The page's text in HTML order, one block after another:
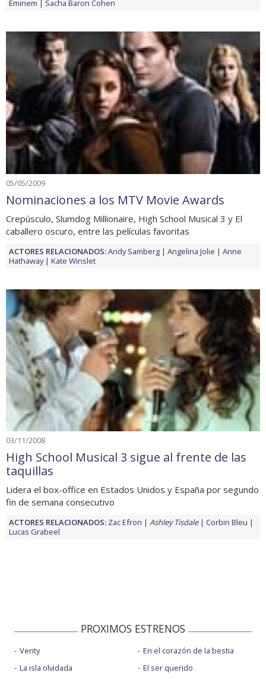
Eminem Sacha Baron Cohen
05/05/2009
Nominaciones a los MTV Movie Awards
Crepúsculo, Slumdog Millionaire, High School Musical 3 y El
caballero oscuro, entre las películas favoritas
ACTORES RELACIONADOS:Andy Samberg Angelina Jolie
Anne
Hathaway
Kate Winslet
03/11/2008
High School Musical 3 sigue al frente de las
taquillas
Lidera el box-office en Estados Unidos y España por segundo
fin de semana consecutivo
ACTORES RELACIONADOS: Zac Efron Ashley Tisdale
Corbin Bleu
Lucas Grabeel
PROXIMOS ESTRENOS
Verity
La isla olvidada
En el corazón de la bestia
El ser querido